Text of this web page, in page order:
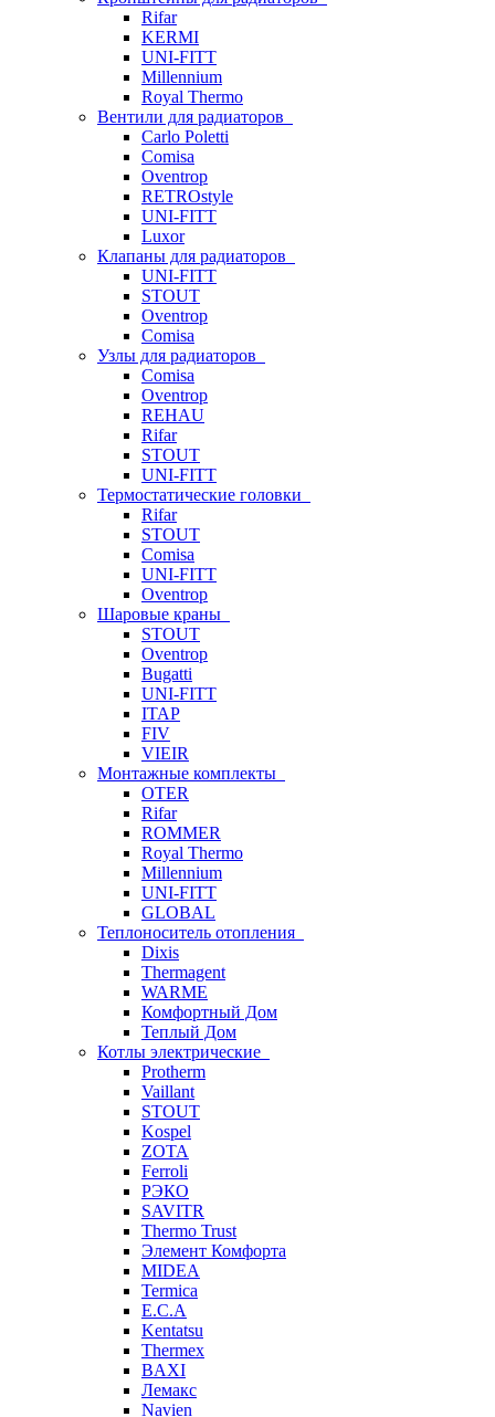
Rifar
KERMI
UNI-FITT
Millennium
Royal Thermo
Вентили для радиаторов
Carlo Poletti
Comisa
Oventrop
RETROstyle
UNI-FITT
Luxor
Клапаны для радиаторов
UNI-FITT
STOUT
Oventrop
Comisa
Узлы для радиаторов
Comisa
Oventrop
REHAU
Rifar
STOUT
UNI-FITT
Термостатические головки
Rifar
STOUT
Comisa
UNI-FITT
Oventrop
Шаровые краны
STOUT
Oventrop
Bugatti
UNI-FITT
ITAP
FIV
VIEIR
Монтажные комплекты
OTER
Rifar
ROMMER
Royal Thermo
Millennium
UNI-FITT
GLOBAL
Теплоноситель отопления
Dixis
Thermagent
WARME
Комфортный Дом
Теплый Дом
Котлы электрические
Protherm
Vaillant
STOUT
Kospel
ZOTA
Ferroli
РЭКО
SAVITR
Thermo Trust
Элемент Комфорта
MIDEA
Termica
E.C.A
Kentatsu
Thermex
BAXI
Лемакс
Navien